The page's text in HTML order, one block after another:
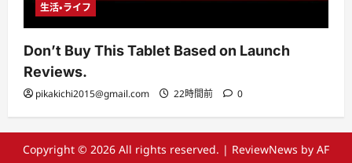
生活・ライフ
Don’t Buy This Tablet Based on Launch
Reviews.
pikakichi2015@gmail.com 22時間前 0
Copyright © 2026 All rights reserved. | ReviewNews by AF